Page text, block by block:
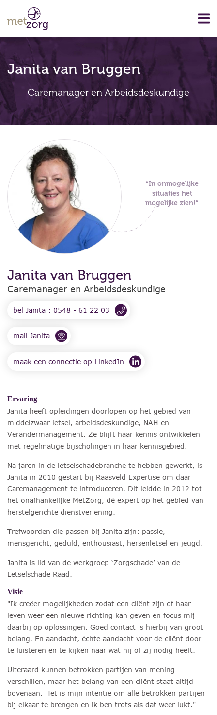
Janita van Bruggen
Caremanager en Arbeidsdeskundige
“In onmogelijke
situaties het
mogelijke zien!”
Janita van Bruggen
Caremanager en Arbeidsdeskundige
bel Janita : 0548 - 61 22 03
mail Janita
maak een connectie op LinkedIn
Ervaring
Janita heeft opleidingen doorlopen op het gebied van
middelzwaar letsel, arbeidsdeskundige, NAH en
Verandermanagement. Ze blijft haar kennis ontwikkelen
met regelmatige bijscholingen in haar kennisgebied.
Na jaren in de letselschadebranche te hebben gewerkt, is
Janita in 2010 gestart bij Raasveld Expertise om daar
Caremanagement te introduceren. Dit leidde in 2012 tot
het onafhankelijke MetZorg, dé expert op het gebied van
herstelgerichte dienstverlening.
Trefwoorden die passen bij Janita zijn: passie,
mensgericht, geduld, enthousiast, hersenletsel en jeugd.
Janita is lid van de werkgroep ‘Zorgschade’ van de
Letselschade Raad.
Visie
"Ik creëer mogelijkheden zodat een cliënt zijn of haar
leven weer een nieuwe richting kan geven en focus mij
daarbij op oplossingen. Goed contact is hierbij van groot
belang. En aandacht, échte aandacht voor de cliënt door
te luisteren en te kijken naar wat hij of zij nodig heeft.
Uiteraard kunnen betrokken partijen van mening
verschillen, maar het belang van een cliënt staat altijd
bovenaan. Het is mijn intentie om alle betrokken partijen
bij elkaar te brengen en ik ben trots als dat weer lukt."